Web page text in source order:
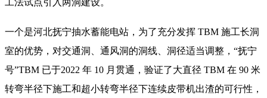
一个是河北抚宁抽水蓄能电站，为了充分发挥 TBM 施工长洞
室的优势，对交通洞、通风洞的洞线、洞径适当调整，“抚宁
号”TBM 已于2022 年 10 月贯通，验证了大直径 TBM 在 90 米
转弯半径下施工和超小转弯半径下连续皮带机出渣的可行性，